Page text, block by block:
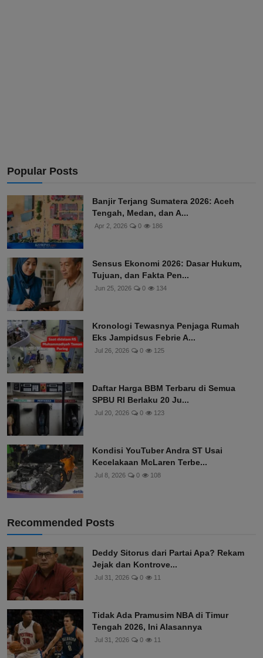
Popular Posts
Banjir Terjang Sumatera 2026: Aceh
Tengah, Medan, dan A...
Apr 2, 2026 0 186
Sensus Ekonomi 2026: Dasar Hukum,
Tujuan, dan Fakta Pen...
Jun 25, 2026 0 134
Kronologi Tewasnya Penjaga Rumah
Eks Jampidsus Febrie A...
Jul 26, 2026 0 125
Daftar Harga BBM Terbaru di Semua
SPBU RI Berlaku 20 Ju...
Jul 20, 2026 0 123
Kondisi YouTuber Andra ST Usai
Kecelakaan McLaren Terbe...
Jul 8, 2026 0 108
Recommended Posts
Deddy Sitorus dari Partai Apa? Rekam
Jejak dan Kontrove...
Jul 31, 2026 0 11
Tidak Ada Pramusim NBA di Timur
Tengah 2026, Ini Alasannya
Jul 31, 2026 0 11